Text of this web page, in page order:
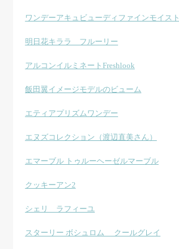
ワンデーアキュビューディファインモイスト
明日花キララ フルーリー
アルコンイルミネートFreshlook
飯田翼イメージモデルのビューム
エティアプリズムワンデー
エヌズコレクション（渡辺直美さん）
エマーブル トゥルーヘーゼルマーブル
クッキーアン2
シェリ ラフィーユ
スターリー ボシュロム クールグレイ